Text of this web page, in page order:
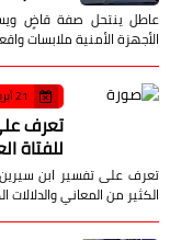
عاطل ينتحل صفة قاضٍ
الأجهزة الأمنية ملابسات
21 أبريل 2022
تعرف
للفتاة
تعرف على تفسير ابن سيرين
الكثير من المعاني والدلالات